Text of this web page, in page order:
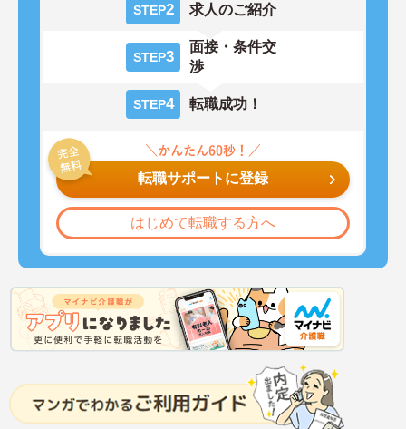
STEP2 求人のご紹介
STEP3
面接・条件交
渉
STEP4 転職成功！
転職サポートに登録
はじめて転職する方へ